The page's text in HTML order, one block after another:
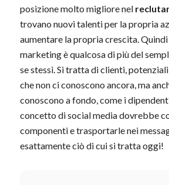
posizione molto migliore nel
trovano nuovi talenti per la propria
aumentare la propria crescita.
marketing è qualcosa di più del
se stessi. Si tratta di clienti,
che non ci conoscono ancora, ma
conoscono a fondo, come i
concetto di social media dovrebbe
componenti e trasportarle nei
esattamente ciò di cui si tratta oggi!